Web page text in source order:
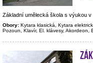
Základní umělecká škola s výukou v
Obory: Kytara klasická, Kytara
Pozoun, Klavír, El. klávesy, Akordeon,